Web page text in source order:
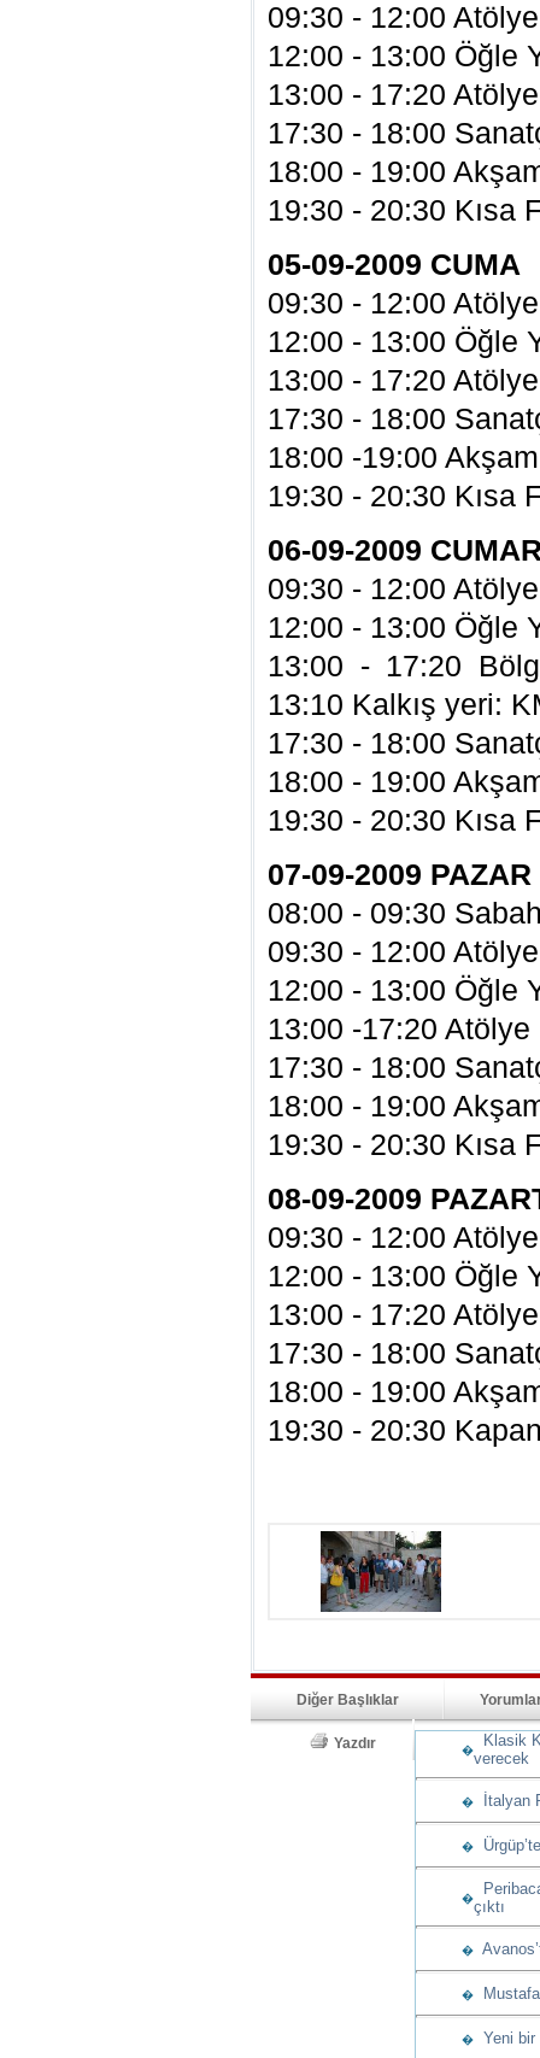
09:30 - 12:00 Atölye
12:00 - 13:00 Öğle
13:00 - 17:20
17:30 - 18:00
18:00 - 19:00
19:30 - 20:30 Kısa
05-09-2009 CUMA
09:30 - 12:00 Atölye
12:00 - 13:00 Öğle
13:00 - 17:20
17:30 - 18:00
18:00 -19:00
19:30 - 20:30 Kısa
06-09-2009
09:30 - 12:00 Atölye
12:00 - 13:00 Öğle
13:00 - 17:20
13:10 Kalkış yeri:
17:30 - 18:00
18:00 - 19:00
19:30 - 20:30 Kısa
07-09-2009 PAZAR
08:00 - 09:30
09:30 - 12:00 Atölye
12:00 - 13:00 Öğle
13:00 -17:20 Atölye
17:30 - 18:00
18:00 - 19:00
19:30 - 20:30 Kısa
08-09-2009
09:30 - 12:00 Atölye
12:00 - 13:00 Öğle
13:00 - 17:20
17:30 - 18:00
18:00 - 19:00
19:30 - 20:30
Diğer Başlıklar
Yazdır �
Klasik
verecek
� İtalyan
�
�çıktı
�
�
� Yeni bir